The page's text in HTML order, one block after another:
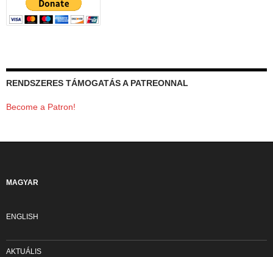
RENDSZERES TÁMOGATÁS A PATREONNAL
Become a Patron!
MAGYAR
ENGLISH
AKTUÁLIS